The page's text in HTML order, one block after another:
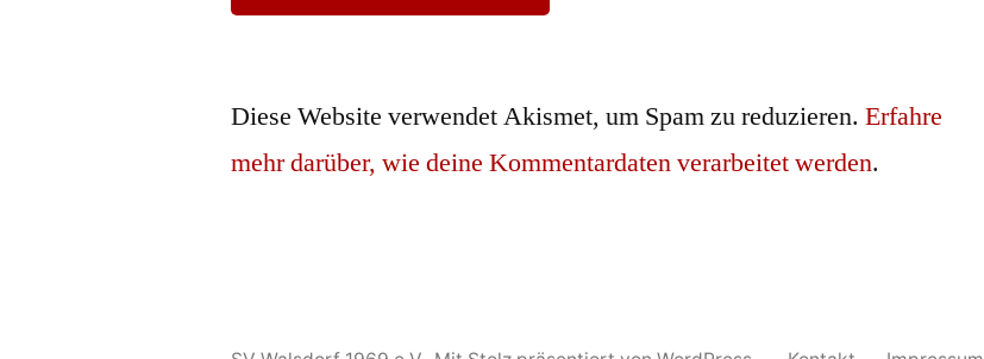
Diese Website verwendet Akismet, um Spam zu reduzieren.Erfahre
mehr darüber, wie deine Kommentardaten verarbeitet werden.